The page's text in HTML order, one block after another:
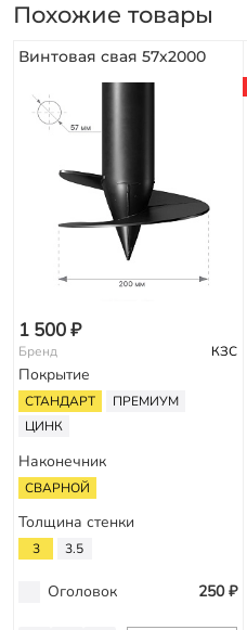
Похожие товары
Винтовая свая 57х2000
1 500 ₽
Бренд КЗС
Покрытие
СТАНДАРТ
ПРЕМИУМ
ЦИНК
Наконечник
СВАРНОЙ
Толщина стенки
3 3.5
Оголовок 250 ₽